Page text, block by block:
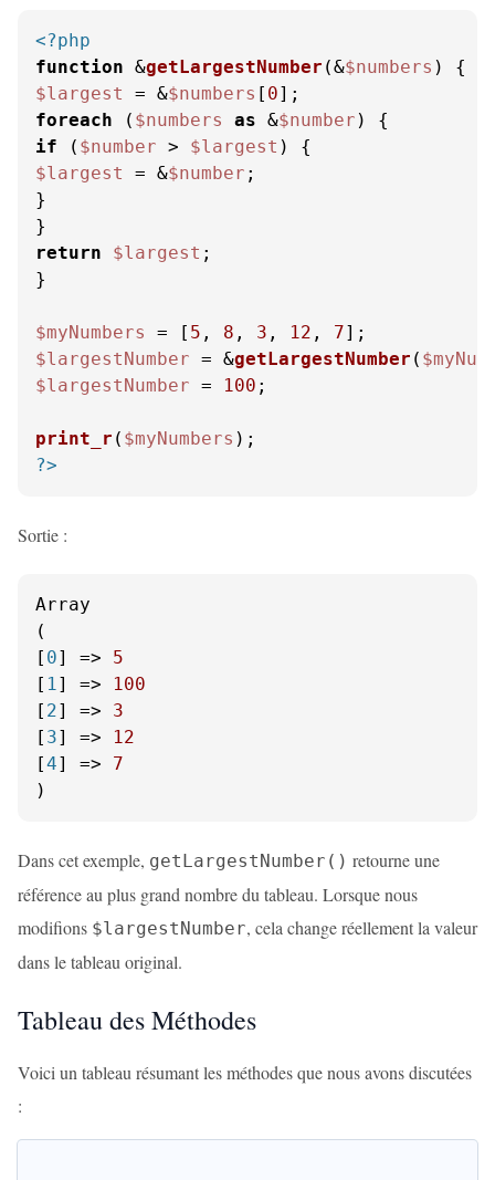
<?php
function &getLargestNumber (&$numbers )
$largest
= &$numbers [ 0
foreach ( $numbers as &$number
if ( $number > $largest
$largest
= &$number ;
}
return
$largest ;
}
$myNumbers = [ 5 , 8 , 3 , 12 , 7
$largestNumber = &getLargestNumber (
$largestNumber = 100 ;
print_r ( $myNumbers
?>
Sortie :
Array
(
[ 0] => 5
[ 1] =>
100
[ 2] => 3
[ 3] =>
12
[4] => 7
)
Dans cet exemple, getLargestNumber() retourne une
référence au plus grand nombre du tableau. Lorsque nous
modifions $largestNumber, cela change réellement la valeur
dans le tableau original.
Tableau des Méthodes
Voici un tableau résumant les méthodes que nous avons discutées
: